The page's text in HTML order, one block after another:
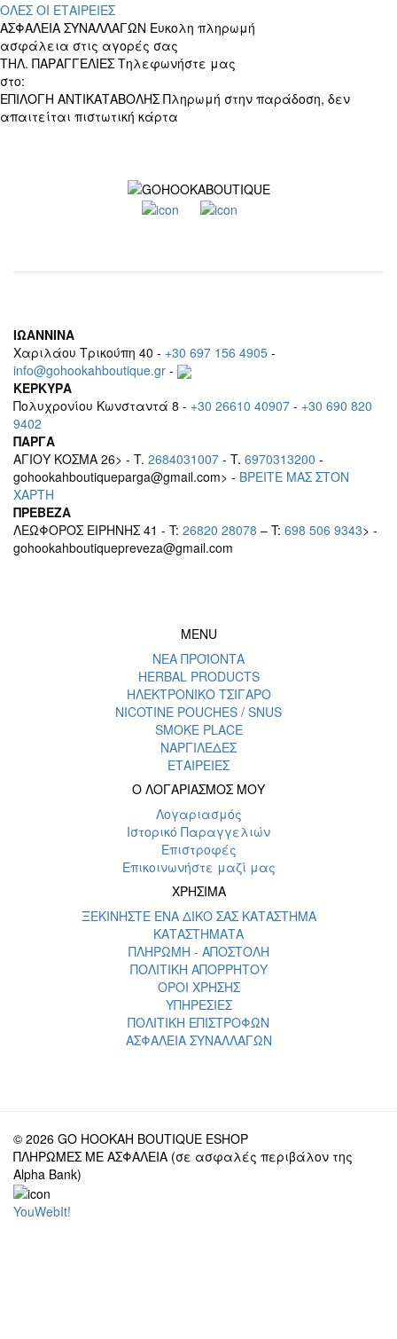
ΟΛΕΣ ΟΙ ΕΤΑΙΡΕΙΕΣ
ΑΣΦΑΛΕΙΑ ΣΥΝΑΛΛΑΓΩΝ Ευκολη πληρωμή
ασφάλεια στις αγορές σας
ΤΗΛ. ΠΑΡΑΓΓΕΛΙΕΣ Τηλεφωνήστε μας
στο:
ΕΠΙΛΟΓΗ ΑΝΤΙΚΑΤΑΒΟΛΗΣ Πληρωμή στην παράδοση, δεν
απαιτείται πιστωτική κάρτα
ΙΩΑΝΝΙΝΑ
Χαριλάου Τρικούπη 40 - +30 697 156 4905 -
info@gohookahboutique.gr -
ΚΕΡΚΥΡΑ
Πολυχρονίου Κωνσταντά 8 - +30 26610 40907 - +30 690 820
9402
ΠΑΡΓΑ
ΑΓΙΟΥ ΚΟΣΜΑ 26> - T. 2684031007 - T. 6970313200 -
gohookahboutiqueparga@gmail.com> - BΡEITE MAΣ ΣΤΟΝ
ΧΑΡΤΗ
ΠΡΕΒΕΖΑ
ΛΕΩΦΟΡΟΣ ΕΙΡΗΝΗΣ 41 - T: 26820 28078 – T: 698 506 9343> -
gohookahboutiquepreveza@gmail.com
MENU
ΝΕΑ ΠΡΟΪΟΝΤΑ
HERBAL PRODUCTS
ΗΛΕΚΤΡΟΝΙΚΟ ΤΣΙΓΑΡΟ
NICOTINE POUCHES / SNUS
SMOKE PLACE
ΝΑΡΓΙΛΕΔΕΣ
ΕΤΑΙΡΕΙΕΣ
Ο ΛΟΓΑΡΙΑΣΜΟΣ ΜΟΥ
Λογαριασμός
Ιστορικό Παραγγελιών
Επιστροφές
Επικοινωνήστε μαζί μας
ΧΡΗΣΙΜΑ
ΞΕΚΙΝΗΣΤΕ ΕΝΑ ΔΙΚΟ ΣΑΣ ΚΑΤΑΣΤΗΜΑ
ΚΑΤΑΣΤΗΜΑΤΑ
ΠΛΗΡΩΜΗ - ΑΠΟΣΤΟΛΗ
ΠΟΛΙΤΙΚΗ ΑΠΟΡΡΗΤΟΥ
ΟΡΟΙ ΧΡΗΣΗΣ
ΥΠΗΡΕΣΙΕΣ
ΠΟΛΙΤΙΚΗ ΕΠΙΣΤΡΟΦΩΝ
ΑΣΦΑΛΕΙΑ ΣΥΝΑΛΛΑΓΩΝ
© 2026 GO HOOKAH BOUTIQUE ESHOP
ΠΛΗΡΩΜΕΣ ΜΕ ΑΣΦΑΛΕΙΑ (σε ασφαλές περιβάλον της
Alpha Bank)
YouWebIt!